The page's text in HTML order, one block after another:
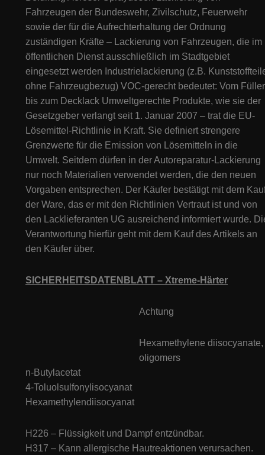
Fahrzeugen der Bundeswehr, Zivilschutz, Feuerwehr
sowie der für die Aufrechterhaltung der Ordnung
zuständigen Kräfte – Lackierung von Fahrzeugen, die im
öffentlichen Dienst ausschließlich im Stadtgebiet
eingesetzt werden Industrielackierung (z.B.
ohne Fahrzeugbezug) VOC-gerecht bedeutet: Vom Füller
bis zum Decklack Umweltgerechte Produkte, wie sie der
Gesetzgeber verlangt seit 1. Januar 2007 – trat die EU-
Lösemittel-Richtlinie in Kraft. Sie definiert strengere
Grenzwerte für die Emission von Lösemitteln in die
Umwelt. Seitdem dürfen in der Autoreparatur-Lackierung
nur noch Materialien verwendet werden, die den neuen
Vorgaben entsprechen. Der Käufer bestätigt mit dem
der Ware, das er mit den Richtlinien Vertraut ist und von
den Lacklieferanten UG ausreichend informiert wurde.
Verantwortung hierfür geht mit dem Kauf des Artikels an
den Käufer über.
SICHERHEITSDATENBLATT – Xtreme-Härter
Achtung
Hexamethylene diisocyanate,
oligomers
n-Butylacetat
4-Toluolsulfonylisocyanat
Hexamethylendiisocyanat
H226 – Flüssigkeit und Dampf entzündbar.
H317 – Kann allergische Hautreaktionen verursachen.